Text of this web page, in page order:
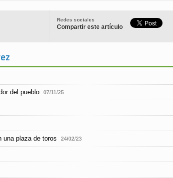
Redes sociales
Compartir este artículo
del pueblo 07/11/25
una plaza de toros 24/02/23